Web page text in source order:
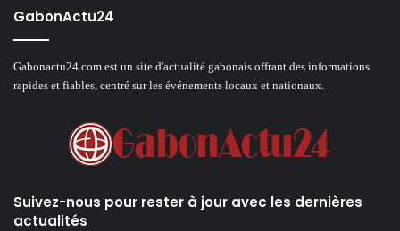
GabonActu24
Gabonactu24.com est un site d'actualité gabonais offrant des informations
rapides et fiables, centré sur les événements locaux et nationaux.
Suivez-nous pour rester à jour avec les dernières
actualités